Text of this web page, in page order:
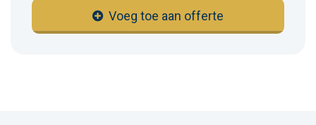
Voeg toe aan offerte